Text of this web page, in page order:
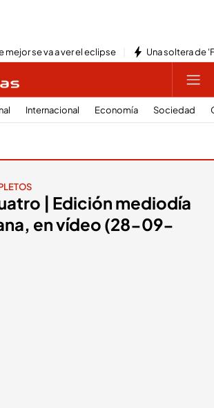
mejor se va a ver el eclipse Una soltera de
Internacional Economía Sociedad
| Edición mediodía
en vídeo (28-09-